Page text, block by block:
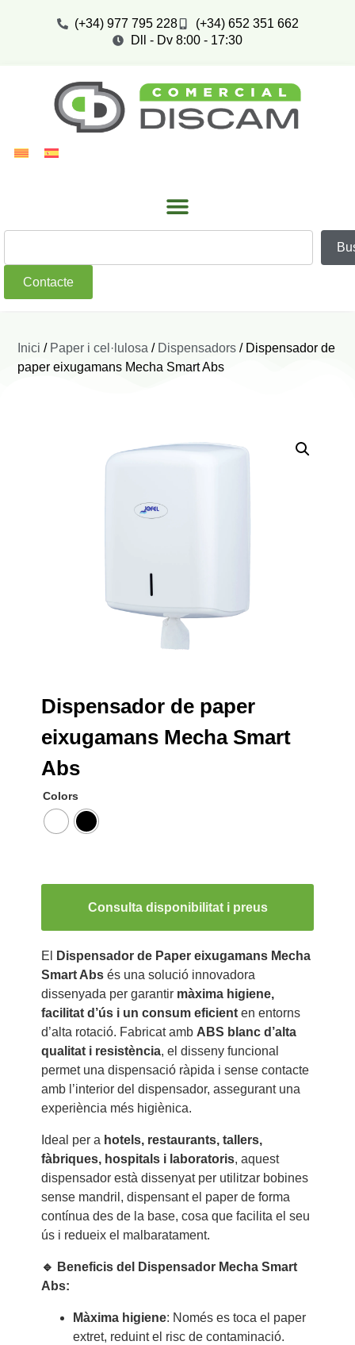
(+34) 977 795 228
(+34) 652 351 662
Dll - Dv 8:00 - 17:30
Contacte
Inici / Paper i cel·lulosa / Dispensadors / Dispensador de
paper eixugamans Mecha Smart Abs
Dispensador de paper
eixugamans Mecha Smart
Abs
Colors
Consulta disponibilitat i preus
El
Dispensador de Paper eixugamans Mecha
Smart Absés una solució innovadora
dissenyada per garantir màxima higiene,
facilitat d’ús i un consum eficienten entorns
d’alta rotació. Fabricat amb ABS blanc d’alta
qualitat i resistència, el disseny funcional
permet una dispensació ràpida i sense contacte
amb l’interior del dispensador, assegurant una
experiència més higiènica.
Ideal per a hotels, restaurants, tallers,
fàbriques, hospitals i laboratoris, aquest
dispensador està dissenyat per utilitzar bobines
sense mandril, dispensant el paper de forma
contínua des de la base, cosa que facilita el seu
ús i redueix el malbaratament.
🔹 Beneficis del Dispensador Mecha Smart
Abs:
Màxima higiene: Només es toca el paper
extret, reduint el risc de contaminació.